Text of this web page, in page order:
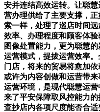
安并连结高效运转。让聪
营办理供给了主要支撑，
索一样，处理了巡店时间
效率、办理程度和顾客体
图像处置能力，更为聪慧
运营模式，提拔运营效率
门店，将来的贸易将愈加
或许为内容创做和运营带
运营环境，是现代聪慧运
来了平安保障取风控能力
查抄店内各项尺度能否合